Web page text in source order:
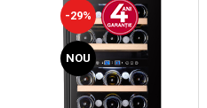
-29%
NOU